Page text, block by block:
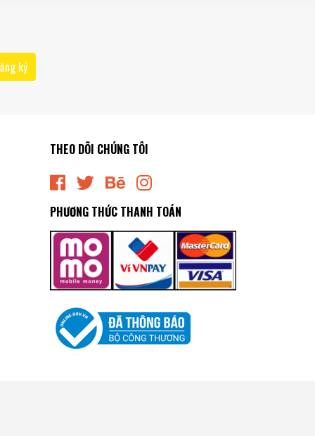
ký
THEO DÕI CHÚNG TÔI
PHƯƠNG THỨC THANH TOÁN